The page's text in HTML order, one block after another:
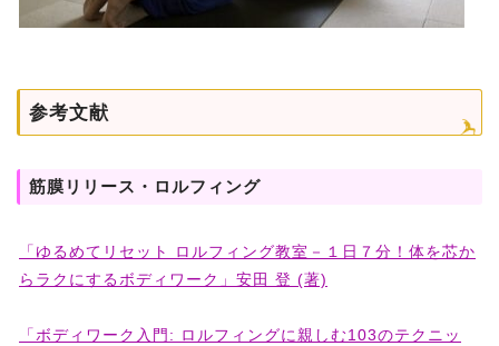
参考文献
筋膜リリース・ロルフィング
「ゆるめてリセット ロルフィング教室－１日７分！体を芯か
らラクにするボディワーク」安田 登 (著)
「ボディワーク入門: ロルフィングに親しむ103のテクニッ